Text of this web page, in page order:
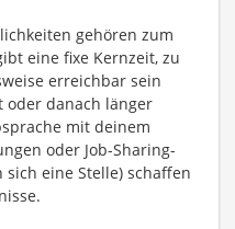
gehören zum
eine fixe Kernzeit, zu
erreichbar sein
oder danach länger
mit deinem
oder Job-Sharing-
eine Stelle) schaffen